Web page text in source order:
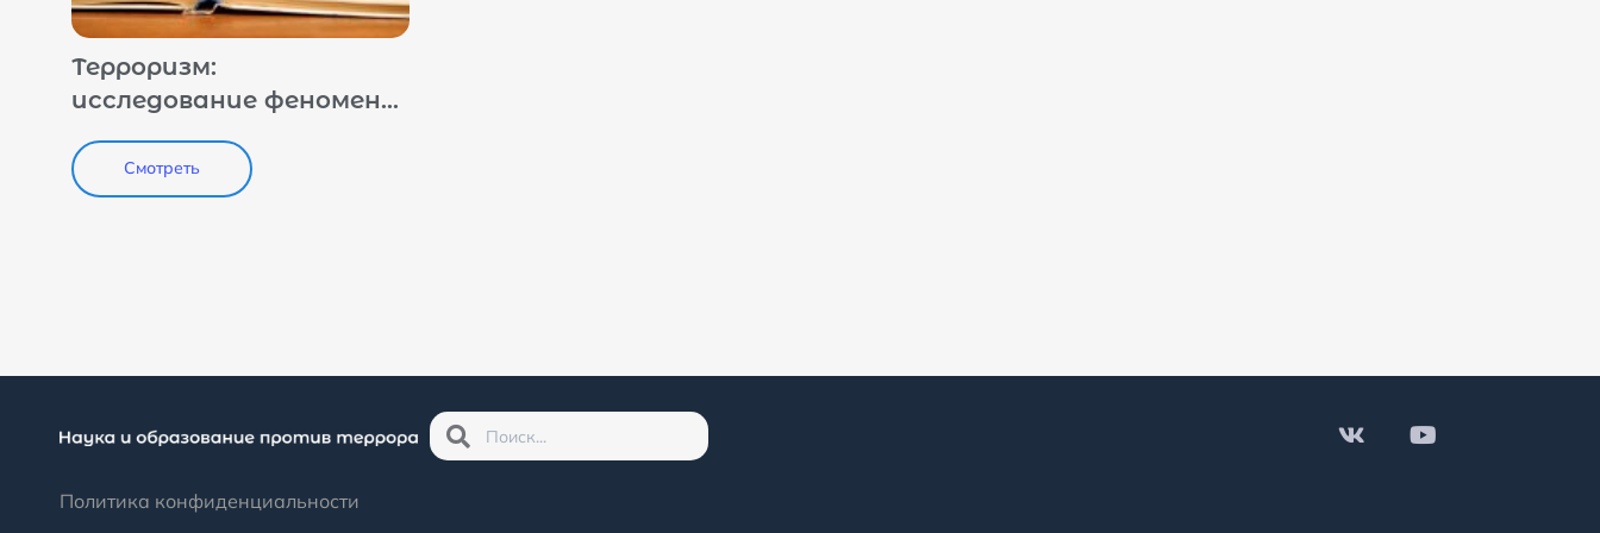
Терроризм:
исследование феномена
специфики
Смотреть
Политика конфиденциальности